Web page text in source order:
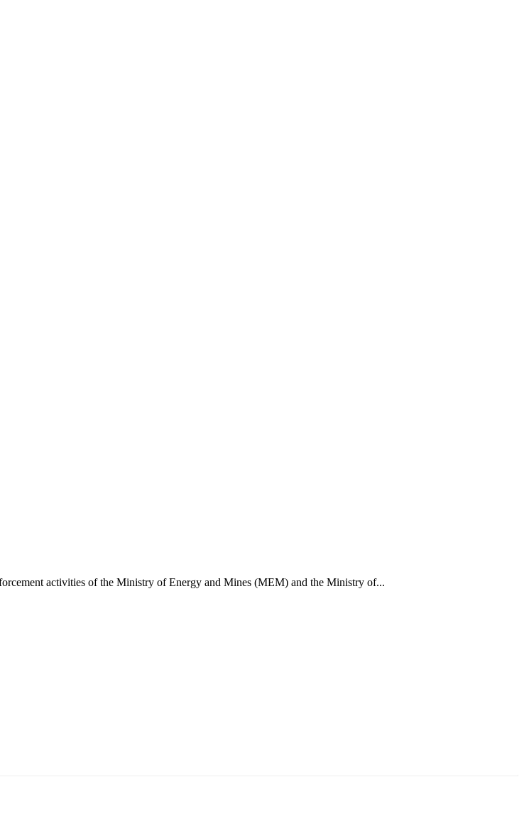
activities of the Ministry of Energy and Mines (MEM) and the Ministry of...